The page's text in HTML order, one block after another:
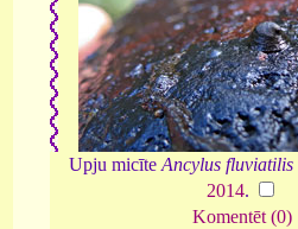
Upju micīte Ancylus fluviatilis
2014.
Komentēt (0)